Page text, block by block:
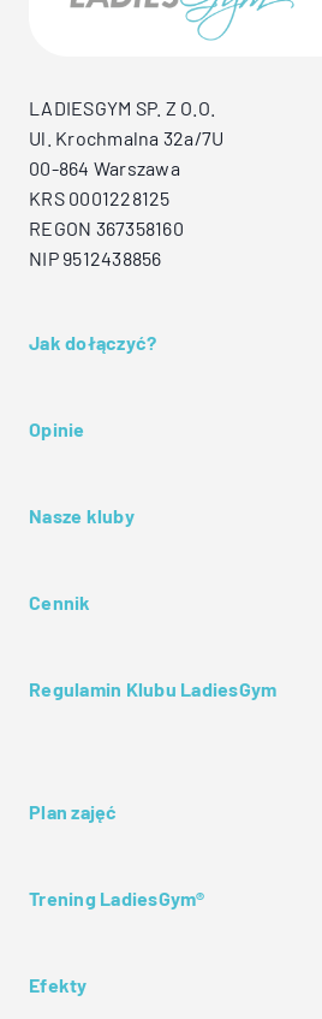
LADIESGYM SP. Z O.O.
Ul. Krochmalna 32a/7U
00-864 Warszawa
KRS 0001228125
REGON 367358160
NIP 9512438856
Jak dołączyć?
Opinie
Nasze kluby
Cennik
Regulamin Klubu LadiesGym
Plan zajęć
Trening LadiesGym®
Efekty